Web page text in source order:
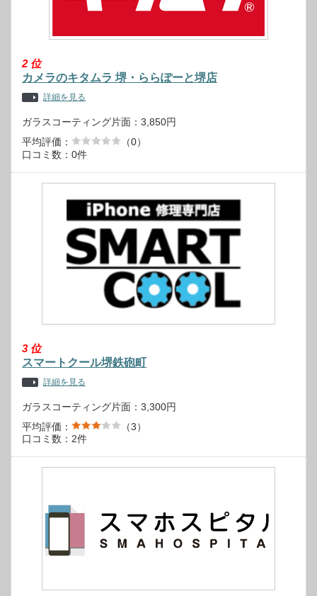
2位
カメラのキタムラ 堺・ららぽーと堺店
詳細を見る
ガラスコーティング片面：3,850円
平均評価：
（0）
口コミ数：0件
3位
スマートクール堺鉄砲町
詳細を見る
ガラスコーティング片面：3,300円
平均評価：
（3）
口コミ数：2件